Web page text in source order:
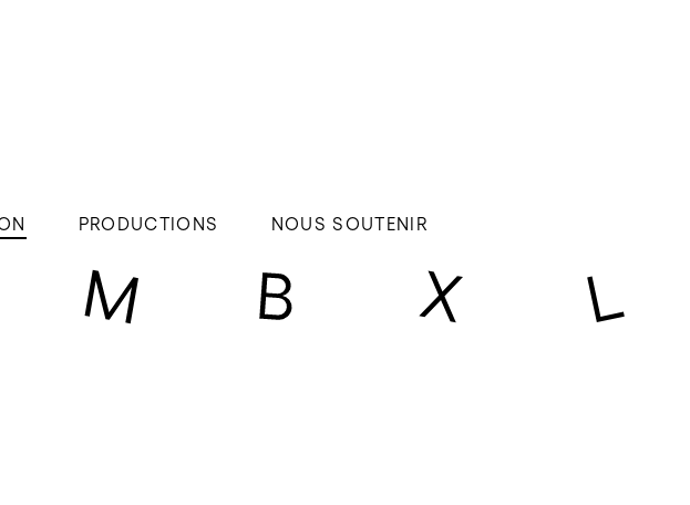
PRODUCTIONS NOUS SOUTENIR